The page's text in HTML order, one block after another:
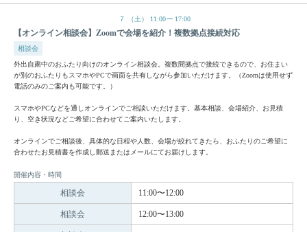
７ （土） 11:00 17:00
【オンライン相談会】Zoomで会場を紹介！複数拠点接続対応
相談会
外出自粛中のおふたり向けのオンライン相談会。複数間拠点で接続できるので、お住まい
が別のおふたりもスマホやPCで画面を共有しながら参加いただけます。（Zoomは使用せず
電話のみのご案内も可能です。）
スマホやPCなどを通しオンラインでご相談いただけます。基本相談、会場紹介、お見積
り、空き状況などご希望に合わせてご案内いたします。
オンラインでご相談後、具体的な日程や人数、会場が絞れてきたら、おふたりのご希望に
合わせたお見積書を作成し郵送またはメールにてお届けします。
開催内容・時間
相談会 11:00〜12:00
相談会 12:00〜13:00